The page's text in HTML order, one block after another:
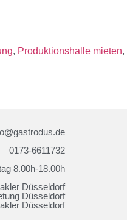
, Produktionshalle mieten,
0173-6611732
8.00h-18.00h
Düsseldorf
Düsseldorf
Düsseldorf